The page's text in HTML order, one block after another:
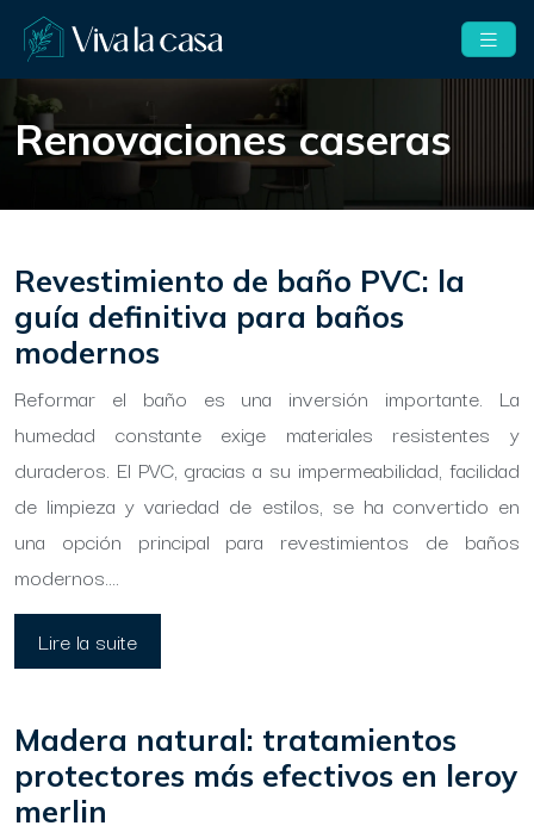
Renovaciones caseras
Revestimiento de baño PVC: la
guía definitiva para baños
modernos
Reformar el baño es una inversión importante. La
humedad constante exige materiales resistentes y
duraderos. El PVC, gracias a su impermeabilidad, facilidad
de limpieza y variedad de estilos, se ha convertido en
una opción principal para revestimientos de baños
modernos….
Lire la suite
Madera natural: tratamientos
protectores más efectivos en leroy
merlin